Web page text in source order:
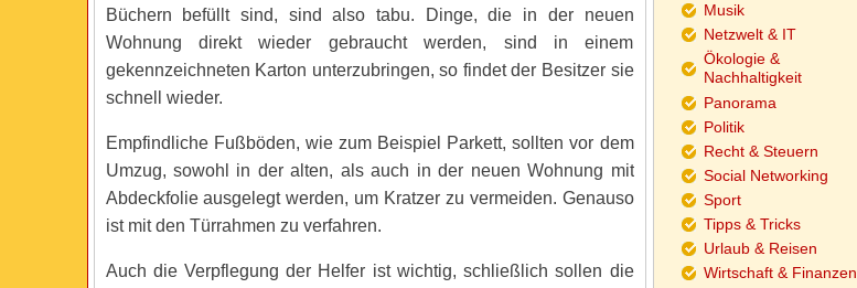
Büchern befüllt sind, sind also tabu. Dinge, die in der neuen
Wohnung direkt wieder gebraucht werden, sind in einem
gekennzeichneten Karton unterzubringen, so findet der Besitzer sie
schnell wieder.
Empfindliche Fußböden, wie zum Beispiel Parkett, sollten vor dem
Umzug, sowohl in der alten, als auch in der neuen Wohnung mit
Abdeckfolie ausgelegt werden, um Kratzer zu vermeiden. Genauso
ist mit den Türrahmen zu verfahren.
Auch die Verpflegung der Helfer ist wichtig, schließlich sollen die
Musik
Netzwelt & IT
Ökologie &
Nachhaltigkeit
Panorama
Politik
Recht & Steuern
Social Networking
Sport
Tipps & Tricks
Urlaub & Reisen
Wirtschaft & Finanzen